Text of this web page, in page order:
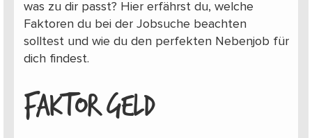
was zu dir passt? Hier erfährst du, welche
Faktoren du bei der Jobsuche beachten
solltest und wie du den perfekten Nebenjob für
dich findest.
FAKTOR GELD